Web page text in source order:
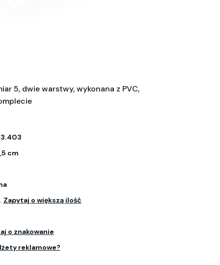
5, dwie warstwy, wykonana z PVC,
cm
Zapytaj o większą ilość
o znakowanie
reklamowe?